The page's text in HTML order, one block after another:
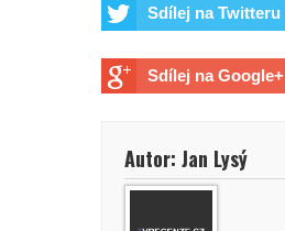
Sdílej na Twitteru
Sdílej na Google+
Autor: Jan Lysý